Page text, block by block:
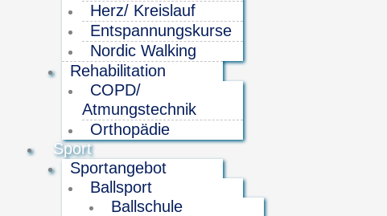
Herz/ Kreislauf
Entspannungskurse
Nordic Walking
Rehabilitation
COPD/
Atmungstechnik
Orthopädie
Sport
Sportangebot
Ballsport
Ballschule